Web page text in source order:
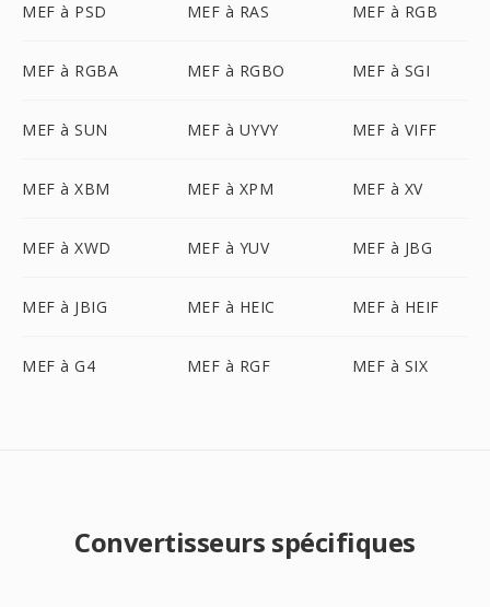
MEF à PSD MEF à RAS MEF à RGB
MEF à RGBA MEF à RGBO MEF à SGI
MEF à SUN MEF à UYVY MEF à VIFF
MEF à XBM MEF à XPM MEF à XV
MEF à XWD MEF à YUV MEF à JBG
MEF à JBIG MEF à HEIC MEF à HEIF
MEF à G4 MEF à RGF MEF à SIX
Convertisseurs spécifiques